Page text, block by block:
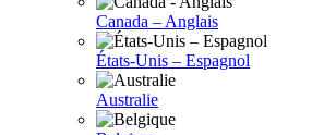
Canada – Anglais
États-Unis – Espagnol
Australie